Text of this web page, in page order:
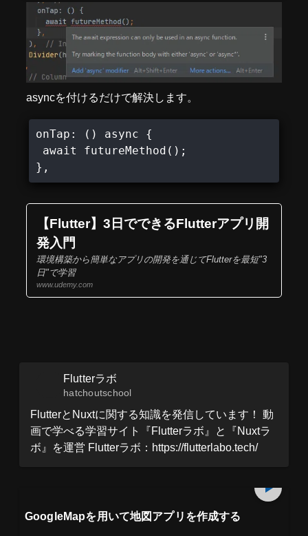
asyncを付けるだけで解決します。
onTap: () async {
await futureMethod();
},
【Flutter】3日でできるFlutterアプリ開
発入門
環境構築から簡単なアプリの開発を通じてFlutterを最短"3
日"で学習
www.udemy.com
Flutterラボ
hatchoutschool
FlutterとNuxtに関する知識を発信しています！ 動
画で学べる学習サイト『Flutterラボ』と『Nuxtラ
ボ』を運営 Flutterラボ：https://flutterlabo.tech/
85min
見放題
GoogleMapを用いて地図アプリを作成する